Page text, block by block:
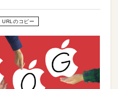
URLのコピー